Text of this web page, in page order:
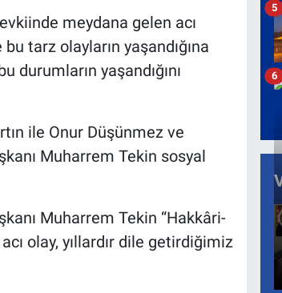
meydana gelen acı
tarz olayların yaşandığına
yaşandığını
ile Onur Düşünmez ve
Muharrem Tekin sosyal
Muharrem Tekin “Hakkâri-
olay, yıllardır dile getirdiğimiz
5
6